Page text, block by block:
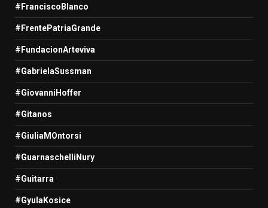
#FranciscoBlanco
#FrentePatriaGrande
#FundacionArteviva
#GabrielaSussman
#GiovanniHoffer
#Gitanos
#GiuliaMOntorsi
#GuarnaschelliNury
#Guitarra
#GyulaKosice